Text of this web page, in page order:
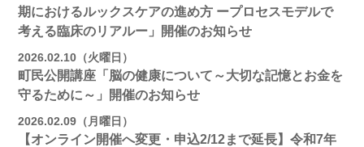
期におけるルックスケアの進め方 ープロセスモデルで
考える臨床のリアルー」開催のお知らせ
2026.02.10（火曜日）
町民公開講座「脳の健康について～大切な記憶とお金を
守るために～」開催のお知らせ
2026.02.09（月曜日）
【オンライン開催へ変更・申込2/12まで延長】令和7年